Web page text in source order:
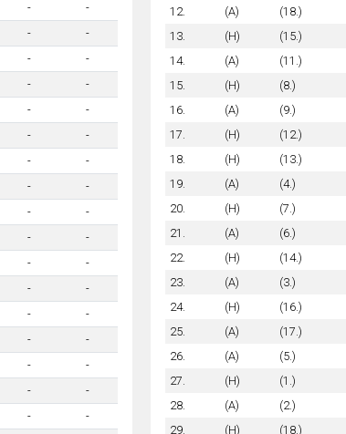
-
-
-
-
-
-
-
-
-
-
-
-
-
-
-
-
-
-
-
-
-
-
-
-
-
-
-
-
-
-
-
-
- -
12.
(A) (18.)
13.
(H) (15.)
14.
(A) (11.)
15.
(H) (8.)
16.
(A) (9.)
17.
(H) (12.)
18.
(H) (13.)
19.
(A) (4.)
20.
(H) (7.)
21.
(A) (6.)
22.
(H) (14.)
23.
(A) (3.)
24.
(H) (16.)
25.
(A) (17.)
26.
(A) (5.)
27.
(H) (1.)
28.
(A) (2.)
29.
(H) (18.)